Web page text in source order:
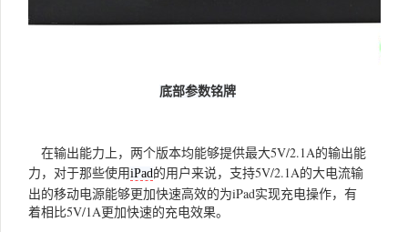
底部参数铭牌
在输出能力上，两个版本均能够提供最大5V/2.1A的输出能
力，对于那些使用iPad的用户来说，支持5V/2.1A的大电流输
出的移动电源能够更加快速高效的为iPad实现充电操作，有
着相比5V/1A更加快速的充电效果。